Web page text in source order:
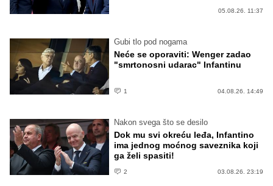
05.08.26. 11:37
Gubi tlo pod nogama
Neće se oporaviti: Wenger zadao
"smrtonosni udarac" Infantinu
1 04.08.26. 14:49
Nakon svega što se desilo
Dok mu svi okreću leđa, Infantino
ima jednog moćnog saveznika koji
ga želi spasiti!
2 03.08.26. 23:19